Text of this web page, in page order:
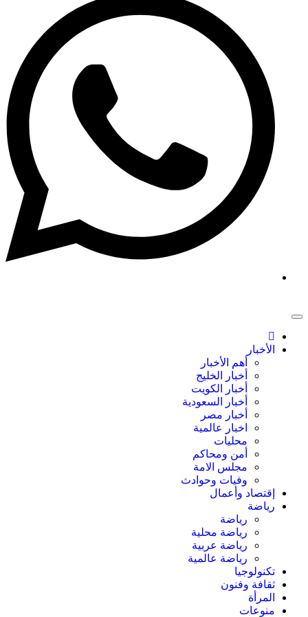
الأخبار
أهم الأخبار
أخبار الخليج
أخبار الكويت
أخبار السعودية
أخبار مصر
اخبار عالمية
محليات
أمن ومحاكم
مجلس الامة
وفيات وحوادث
إقتصاد وأعمال
رياضة
رياضة
رياضة محلية
رياضة عربية
رياضة عالمية
تكنولوجيا
ثقافة وفنون
المرأة
منوعات